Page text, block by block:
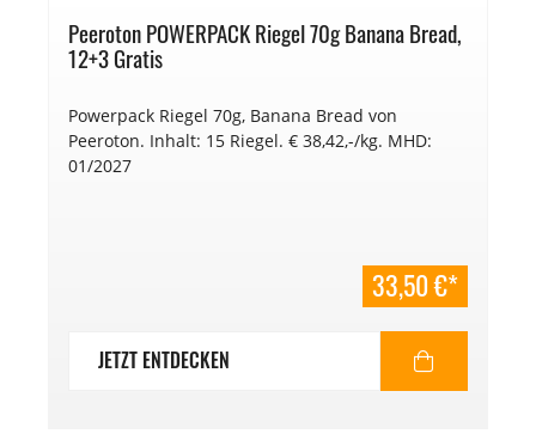
Peeroton POWERPACK Riegel 70g Banana Bread,
12+3 Gratis
Powerpack Riegel 70g, Banana Bread von
Peeroton. Inhalt: 15 Riegel. € 38,42,-/kg. MHD:
01/2027
33,50 €*
JETZT ENTDECKEN